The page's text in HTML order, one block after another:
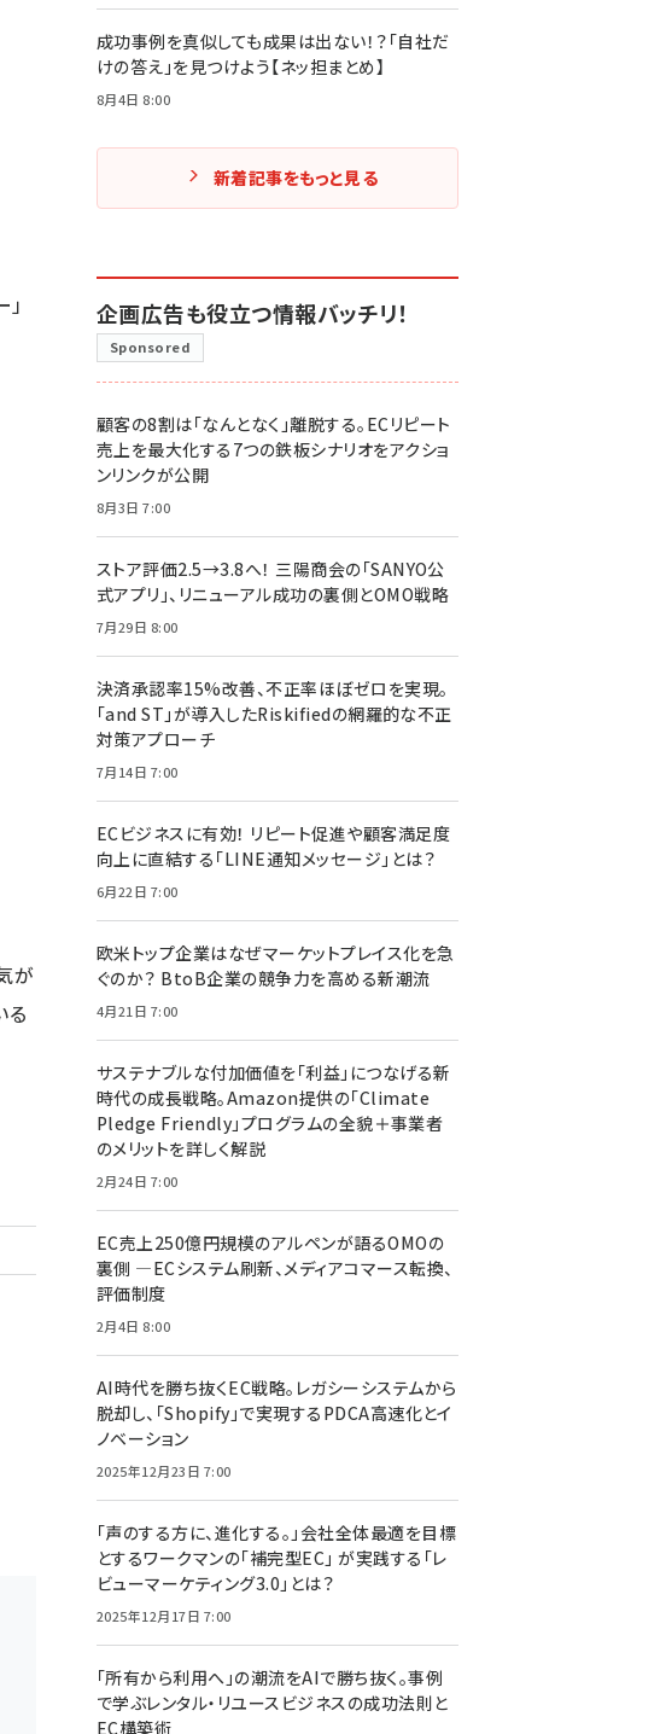
が
る
成功事例を真似しても成果は出ない！？「自社だ
けの答え」を見つけよう【ネッ担まとめ】
8月4日 8:00
新着記事をもっと見る
企画広告も役立つ情報バッチリ！
Sponsored
顧客の8割は「なんとなく」離脱する。ECリピート
売上を最大化する7つの鉄板シナリオをアクショ
ンリンクが公開
8月3日 7:00
ストア評価2.5→3.8へ！ 三陽商会の「SANYO公
式アプリ」、リニューアル成功の裏側とOMO戦略
7月29日 8:00
決済承認率15%改善、不正率ほぼゼロを実現。
「and ST」が導入したRiskifiedの網羅的な不正
対策アプローチ
7月14日 7:00
ECビジネスに有効！ リピート促進や顧客満足度
向上に直結する「LINE通知メッセージ」とは？
6月22日 7:00
欧米トップ企業はなぜマーケットプレイス化を急
ぐのか？ BtoB企業の競争力を高める新潮流
4月21日 7:00
サステナブルな付加価値を「利益」につなげる新
時代の成長戦略。Amazon提供の「Climate
Pledge Friendly」プログラムの全貌＋事業者
のメリットを詳しく解説
2月24日 7:00
EC売上250億円規模のアルペンが語るOMOの
裏側 ―ECシステム刷新、メディアコマース転換、
評価制度
2月4日 8:00
AI時代を勝ち抜くEC戦略。レガシーシステムから
脱却し、「Shopify」で実現するPDCA高速化とイ
ノベーション
2025年12月23日 7:00
「声のする方に、進化する。」会社全体最適を目標
とするワークマンの「補完型EC」 が実践する「レ
ビューマーケティング3.0」とは？
2025年12月17日 7:00
「所有から利用へ」の潮流をAIで勝ち抜く。事例
で学ぶレンタル・リユースビジネスの成功法則と
EC構築術